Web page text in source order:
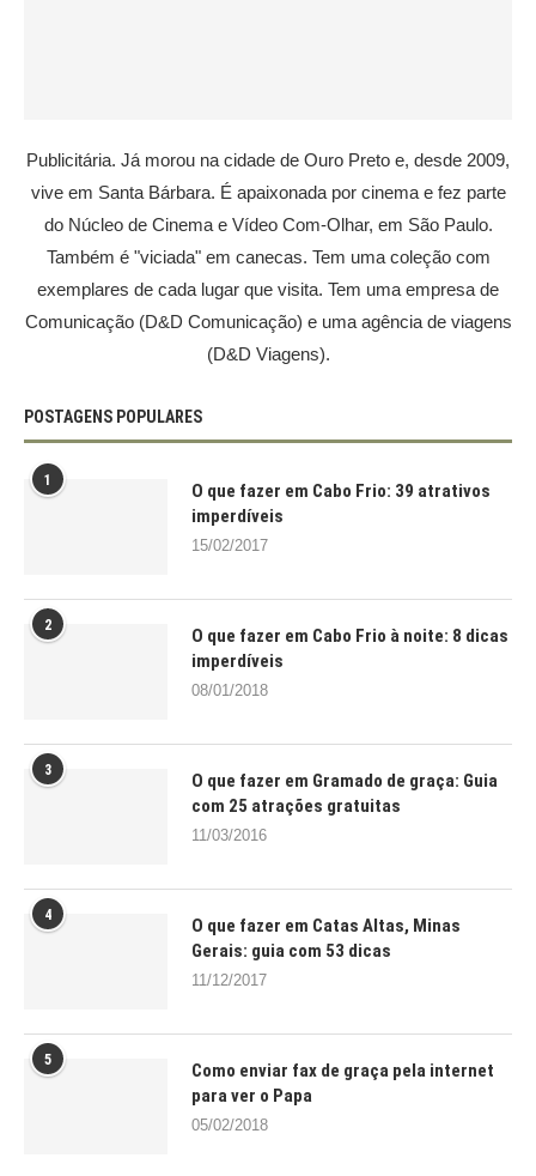
Publicitária. Já morou na cidade de Ouro Preto e, desde 2009,
vive em Santa Bárbara. É apaixonada por cinema e fez parte
do Núcleo de Cinema e Vídeo Com-Olhar, em São Paulo.
Também é "viciada" em canecas. Tem uma coleção com
exemplares de cada lugar que visita. Tem uma empresa de
Comunicação (D&D Comunicação) e uma agência de viagens
(D&D Viagens).
POSTAGENS POPULARES
1
O que fazer em Cabo Frio: 39 atrativos
imperdíveis
15/02/2017
2
O que fazer em Cabo Frio à noite: 8 dicas
imperdíveis
08/01/2018
3
O que fazer em Gramado de graça: Guia
com 25 atrações gratuitas
11/03/2016
4
O que fazer em Catas Altas, Minas
Gerais: guia com 53 dicas
11/12/2017
5
Como enviar fax de graça pela internet
para ver o Papa
05/02/2018